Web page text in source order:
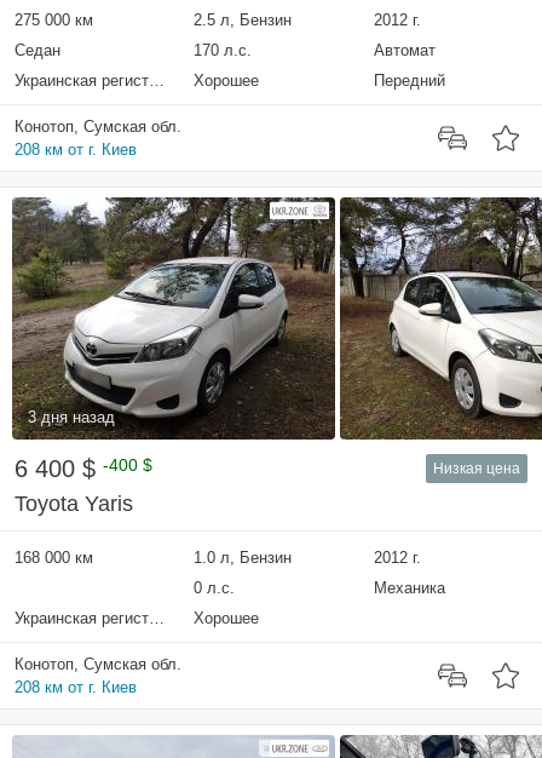
275 000 км 2.5 л, Бензин
2012 г.
Седан
170 л.с.
Автомат
Украинская регистрация
Хорошее Передний
Конотоп, Сумская обл.
208 км от г. Киев
3 дня назад
6 400 $ -400 $ Низкая цена
Toyota Yaris
168 000 км 1.0 л, Бензин
2012 г.
0 л.с.
Механика
Украинская регистрация
Хорошее
Конотоп, Сумская обл.
208 км от г. Киев